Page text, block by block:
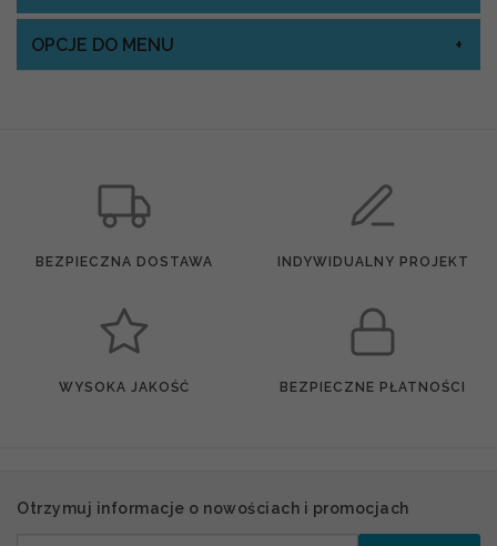
OPCJE DO MENU
BEZPIECZNA DOSTAWA INDYWIDUALNY PROJEKT
WYSOKA JAKOŚĆ BEZPIECZNE PŁATNOŚCI
Otrzymuj informacje o nowościach i promocjach